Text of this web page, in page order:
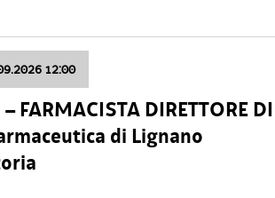
12:00
DIRETTORE DI
di Lignano